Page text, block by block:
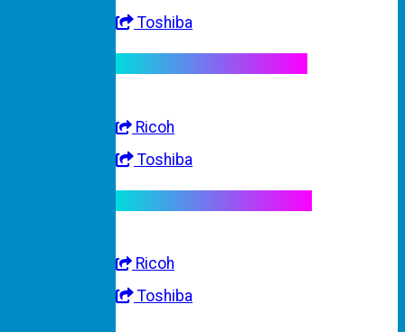
Toshiba
Ricoh
Toshiba
Ricoh
Toshiba